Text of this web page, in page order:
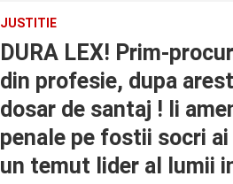
JUSTITIE
DURA LEX! Prim-
din profesie, dupa
dosar de santaj ! Ii
penale pe fostii socri
un temut lider al lumii